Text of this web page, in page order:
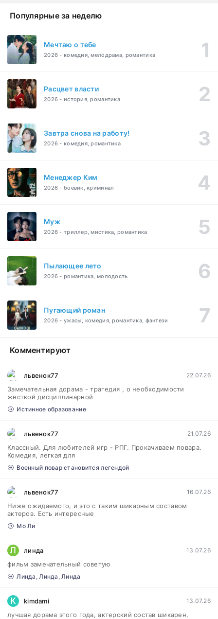
Популярные за неделю
Мечтаю о тебе
2026 - комедия, мелодрама, романтика
Расцвет власти
2026 - история, романтика
Завтра снова на работу!
2026 - комедия, романтика
Менеджер Ким
2026 - боевик, криминал
Муж
2026 - триллер, мистика, романтика
Пылающее лето
2026 - романтика, молодость
Пугающий роман
2026 - ужасы, комедия, романтика, фэнтези
Комментируют
львенок77 22.07.26
Замечательная дорама - трагедия , о необходимости
жесткой дисциплинарной
Истинное образование
львенок77 21.07.26
Классный. Для любителей игр - РПГ. Прокачиваем повара.
Комедия, легкая для
Военный повар становится легендой
львенок77 16.07.26
Ниже ожидаемого, и это с таким шикарным составом
актеров. Есть интересные
Мо Ли
Л линда 13.07.26
фильм замечательный советую
Линда, Линда, Линда
K kimdami 13.07.26
лучшая дорама этого года, актерский состав шикарен,